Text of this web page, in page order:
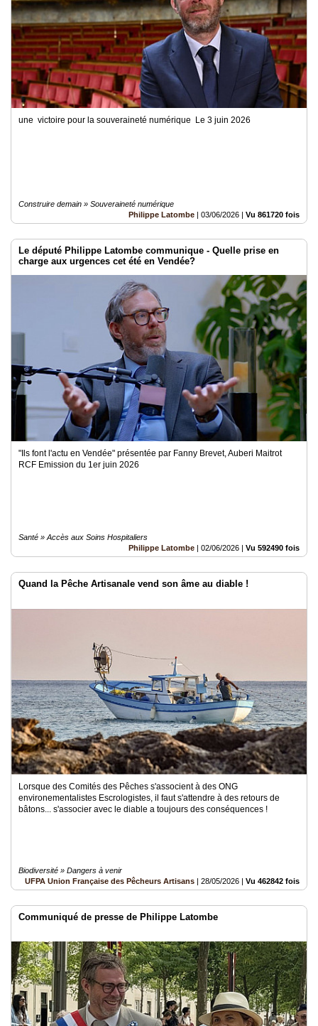
une victoire pour la souveraineté numérique Le 3 juin 2026
Construire demain » Souveraineté numérique
Philippe Latombe | 03/06/2026 | Vu 861720 fois
Le député Philippe Latombe communique - Quelle prise en
charge aux urgences cet été en Vendée?
"Ils font l'actu en Vendée" présentée par Fanny Brevet, Auberi Maitrot
RCF Emission du 1er juin 2026
Santé » Accès aux Soins Hospitaliers
Philippe Latombe | 02/06/2026 | Vu 592490 fois
Quand la Pêche Artisanale vend son âme au diable !
Lorsque des Comités des Pêches s'associent à des ONG
environementalistes Escrologistes, il faut s'attendre à des retours de
bâtons... s'associer avec le diable a toujours des conséquences !
Biodiversité » Dangers à venir
UFPA Union Française des Pêcheurs Artisans | 28/05/2026 | Vu 462842 fois
Communiqué de presse de Philippe Latombe